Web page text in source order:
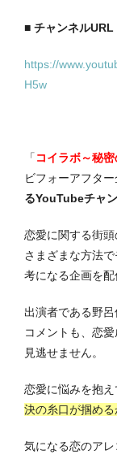
■ チャンネルURL
https://
H5w
「 コイラボ～秘
ビフォーアフタ
るYouTubeチャ
恋愛に関する街
さまざまな方法
考になる企画を配
出演者である野
コメントも、恋
見逃せません。
恋愛に悩みを抱え
決の糸口が掴める
気になる恋のア